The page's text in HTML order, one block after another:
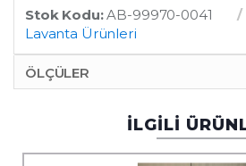
Stok Kodu:AB-99970-0041
Lavanta Ürünleri
ÖLÇÜLER
İLGİLİ